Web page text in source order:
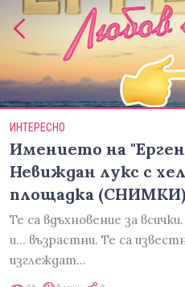
ИНТЕРЕСНО
Имението на
Невиждан лукс с
площадка (СНИМКИ)
Те са вдъхновение за
и... възрастни. Те са
изглеждат…